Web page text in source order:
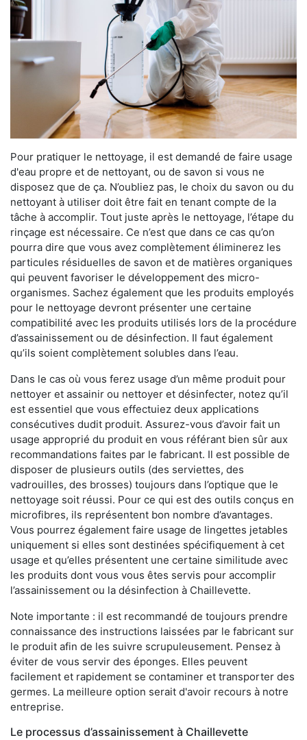
Pour pratiquer le nettoyage, il est demandé de faire usage
d'eau propre et de nettoyant, ou de savon si vous ne
disposez que de ça. N’oubliez pas, le choix du savon ou du
nettoyant à utiliser doit être fait en tenant compte de la
tâche à accomplir. Tout juste après le nettoyage, l’étape du
rinçage est nécessaire. Ce n’est que dans ce cas qu’on
pourra dire que vous avez complètement éliminerez les
particules résiduelles de savon et de matières organiques
qui peuvent favoriser le développement des micro-
organismes. Sachez également que les produits employés
pour le nettoyage devront présenter une certaine
compatibilité avec les produits utilisés lors de la procédure
d’assainissement ou de désinfection. Il faut également
qu’ils soient complètement solubles dans l’eau.
Dans le cas où vous ferez usage d’un même produit pour
nettoyer et assainir ou nettoyer et désinfecter, notez qu’il
est essentiel que vous effectuiez deux applications
consécutives dudit produit. Assurez-vous d’avoir fait un
usage approprié du produit en vous référant bien sûr aux
recommandations faites par le fabricant. Il est possible de
disposer de plusieurs outils (des serviettes, des
vadrouilles, des brosses) toujours dans l’optique que le
nettoyage soit réussi. Pour ce qui est des outils conçus en
microfibres, ils représentent bon nombre d’avantages.
Vous pourrez également faire usage de lingettes jetables
uniquement si elles sont destinées spécifiquement à cet
usage et qu’elles présentent une certaine similitude avec
les produits dont vous vous êtes servis pour accomplir
l’assainissement ou la désinfection à Chaillevette.
Note importante : il est recommandé de toujours prendre
connaissance des instructions laissées par le fabricant sur
le produit afin de les suivre scrupuleusement. Pensez à
éviter de vous servir des éponges. Elles peuvent
facilement et rapidement se contaminer et transporter des
germes. La meilleure option serait d'avoir recours à notre
entreprise.
Le processus d’assainissement à Chaillevette